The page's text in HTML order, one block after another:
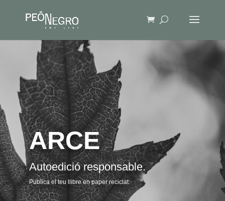
ARCE
Autoedició responsable.
Publica el teu llibre en paper reciclat.